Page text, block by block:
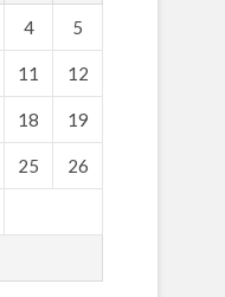
4 5
11 12
18 19
25 26